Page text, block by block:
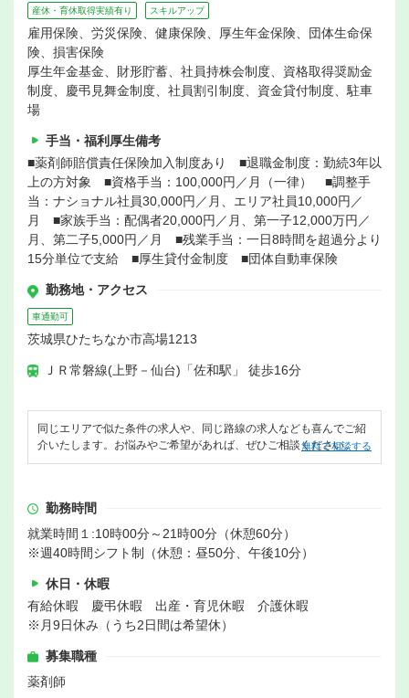
産休・育休取得実績有り スキルアップ
雇用保険、労災保険、健康保険、厚生年金保険、団体生命保
険、損害保険
厚生年金基金、財形貯蓄、社員持株会制度、資格取得奨励金
制度、慶弔見舞金制度、社員割引制度、資金貸付制度、駐車
場
手当・福利厚生備考
■薬剤師賠償責任保険加入制度あり ■退職金制度：勤続3年以
上の方対象 ■資格手当：100,000円／月（一律） ■調整手
当：ナショナル社員30,000円／月、エリア社員10,000円／
月 ■家族手当：配偶者20,000円／月、第一子12,000万円／
月、第二子5,000円／月 ■残業手当：一日8時間を超過分より
15分単位で支給 ■厚生貸付金制度 ■団体自動車保険
勤務地・アクセス
車通勤可
茨城県ひたちなか市高場1213
ＪＲ常磐線(上野－仙台)「佐和駅」 徒歩16分
同じエリアで似た条件の求人や、同じ路線の求人なども喜んでご紹
介いたします。お悩みやご希望があれば、ぜひご相談ください。
無料で相談する
勤務時間
就業時間１:10時00分～21時00分（休憩60分）
※週40時間シフト制（休憩：昼50分、午後10分）
休日・休暇
有給休暇 慶弔休暇 出産・育児休暇 介護休暇
※月9日休み（うち2日間は希望休）
募集職種
薬剤師